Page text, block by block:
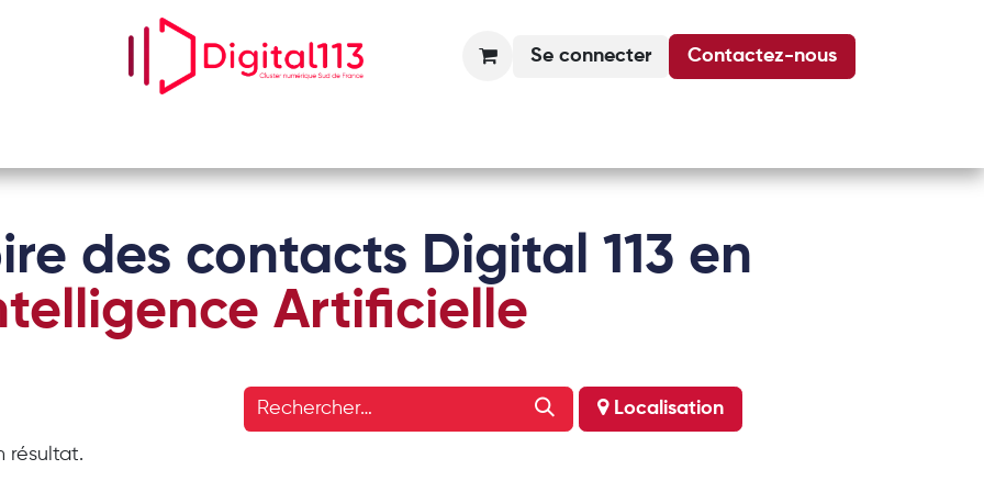
Se connecter Contactez-nous
des contacts Digital 113 en
Artificielle
Localisation
résultat.